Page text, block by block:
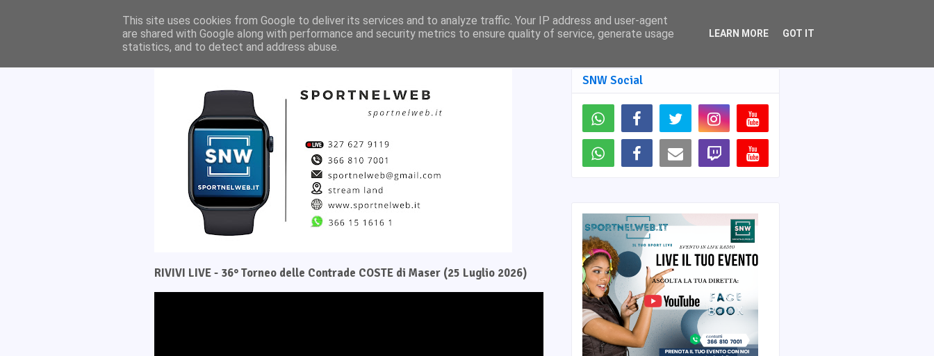
Home Il progetto Pagina Facebook SNW TV
RIVIVI LIVE - 36° Torneo delle Contrade COSTE di Maser (25 Luglio 2026)
SNW Social
This site uses cookies from Google to deliver its services and to analyze traffic. Your IP address and user-agent
are shared with Google along with performance and security metrics to ensure quality of service, generate usage
statistics, and to detect and address abuse.
LEARN MORE GOT IT